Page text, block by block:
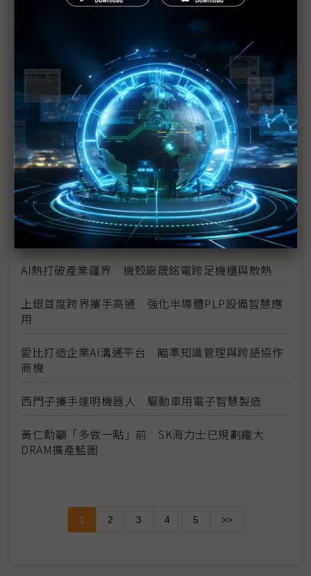
AI時代「能源供應」與「負載穩定」缺一不可 台達
電、光寶科祭解方
Marvell押注矽光子 AI資料中心互連迎十年重構
數位分身卡位AI工廠 達梭、雲達攜NVIDIA搶攻工業
（獨家）晶片產能滿手、銅牆終將倒下？ Marvell
營運長談AI光學互連的下一步
（獨家）NVIDIA AI伺服器架構散熱趨彈性 兩片式均
熱片朝「可拆卸」方向設計
AI熱打破產業疆界 機殼廠晟銘電跨足機櫃與散熱
上銀首度跨界攜手高通 強化半導體PLP設備智慧應
用
愛比打造企業AI溝通平台 瞄準知識管理與跨語協作
商機
西門子攜手達明機器人 驅動車用電子智慧製造
黃仁勳籲「多做一點」前 SK海力士已規劃龐大
DRAM擴產藍圖
1 2 3 4 5 >>